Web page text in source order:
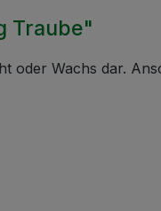
Traube"
oder Wachs dar.